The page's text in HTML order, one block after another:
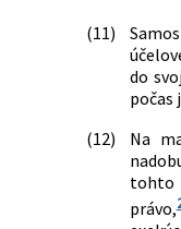
(11)
do
(12)
Na
tohto
právo,